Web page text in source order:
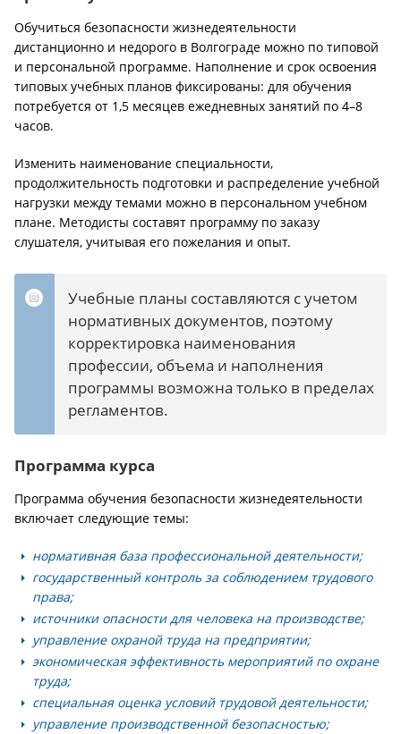
Обучиться безопасности жизнедеятельности
дистанционно и недорого в Волгограде можно по типовой
и персональной программе. Наполнение и срок освоения
типовых учебных планов фиксированы: для обучения
потребуется от 1,5 месяцев ежедневных занятий по 4–8
часов.
Изменить наименование специальности,
продолжительность подготовки и распределение учебной
нагрузки между темами можно в персональном учебном
плане. Методисты составят программу по заказу
слушателя, учитывая его пожелания и опыт.
Учебные планы составляются с учетом
нормативных документов, поэтому
корректировка наименования
профессии, объема и наполнения
программы возможна только в пределах
регламентов.
Программа курса
Программа обучения безопасности жизнедеятельности
включает следующие темы:
нормативная база профессиональной деятельности;
государственный контроль за соблюдением трудового
права;
источники опасности для человека на производстве;
управление охраной труда на предприятии;
экономическая эффективность мероприятий по охране
труда;
специальная оценка условий трудовой деятельности;
управление производственной безопасностью;